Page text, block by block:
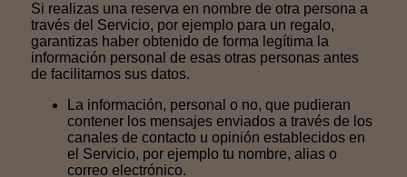
Si realizas una reserva en nombre de otra persona a
través del Servicio, por ejemplo para un regalo,
garantizas haber obtenido de forma legítima la
información personal de esas otras personas antes
de facilitarnos sus datos.
La información, personal o no, que pudieran
contener los mensajes enviados a través de los
canales de contacto u opinión establecidos en
el Servicio, por ejemplo tu nombre, alias o
correo electrónico.